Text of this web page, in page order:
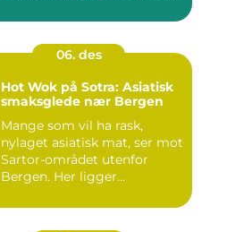
06. des
Hot Wok på Sotra: Asiatisk
smaksglede nær Bergen
Mange som vil ha rask,
nylaget asiatisk mat, ser mot
Sartor-området utenfor
Bergen. Her ligger...